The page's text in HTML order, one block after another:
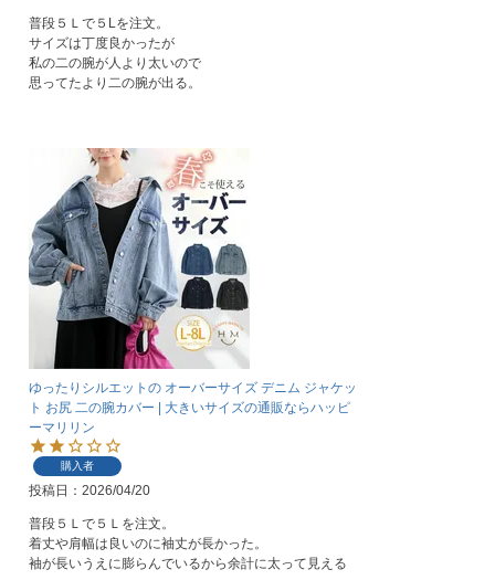
普段５Ｌで５Lを注文。
サイズは丁度良かったが
私の二の腕が人より太いので
思ってたより二の腕が出る。
ゆったりシルエットの オーバーサイズ デニム ジャケッ
ト お尻 二の腕カバー | 大きいサイズの通販ならハッピ
ーマリリン
購入者
投稿日 2026/04/20
普段５Ｌで５Ｌを注文。
着丈や肩幅は良いのに袖丈が長かった。
袖が長いうえに膨らんでいるから余計に太って見える